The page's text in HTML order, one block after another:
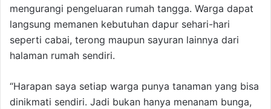
mengurangi pengeluaran rumah tangga. Warga dapat
langsung memanen kebutuhan dapur sehari-hari
seperti cabai, terong maupun sayuran lainnya dari
halaman rumah sendiri.
“Harapan saya setiap warga punya tanaman yang bisa
dinikmati sendiri. Jadi bukan hanya menanam bunga,